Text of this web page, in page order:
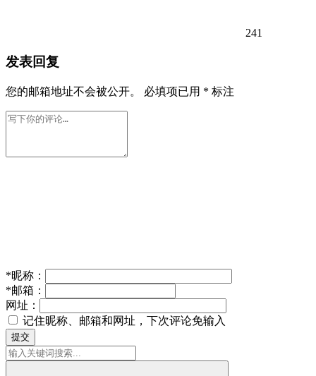
241
发表回复
您的邮箱地址不会被公开。 必填项已用 * 标注
*昵称：
*邮箱：
网址：
记住昵称、邮箱和网址，下次评论免输入
提交